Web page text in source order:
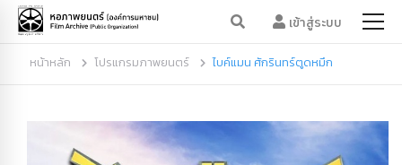
เข้าสู่ระบบ
หน้าหลัก โปรแกรมภาพยนตร์ ไบค์แมน ศักรินทร์ตูดหมึก